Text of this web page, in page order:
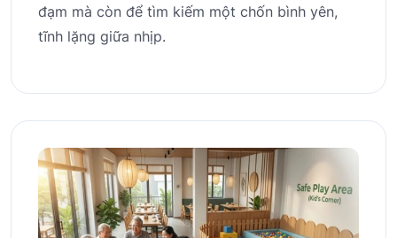
đạm mà còn để tìm kiếm một chốn bình yên,
tĩnh lặng giữa nhịp.